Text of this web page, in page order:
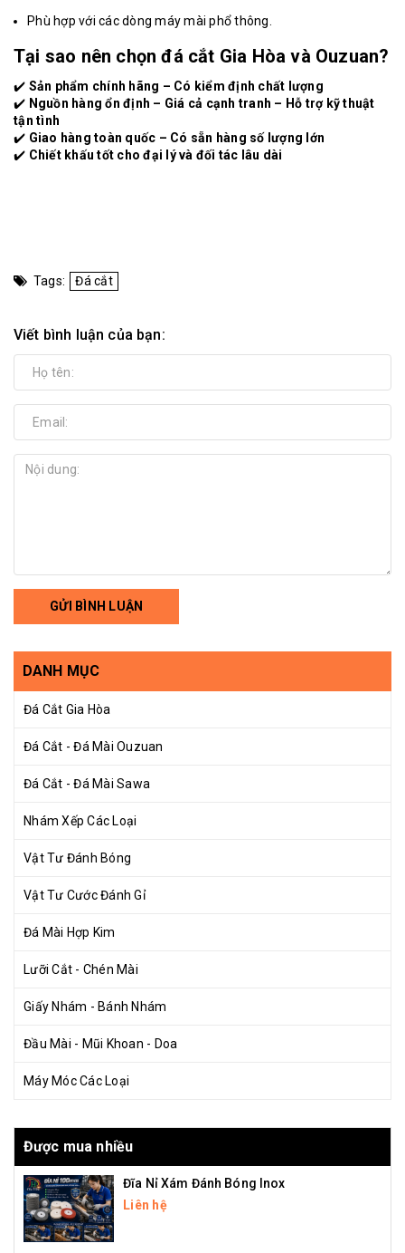
Phù hợp với các dòng máy mài phổ thông.
Tại sao nên chọn đá cắt Gia Hòa và Ouzuan?
✔️ Sản phẩm chính hãng – Có kiểm định chất lượng
✔️ Nguồn hàng ổn định – Giá cả cạnh tranh – Hỗ trợ kỹ thuật
tận tình
✔️ Giao hàng toàn quốc – Có sẵn hàng số lượng lớn
✔️ Chiết khấu tốt cho đại lý và đối tác lâu dài
Tags: Đá cắt
Viết bình luận của bạn:
GỬI BÌNH LUẬN
DANH MỤC
Đá Cắt Gia Hòa
Đá Cắt - Đá Mài Ouzuan
Đá Cắt - Đá Mài Sawa
Nhám Xếp Các Loại
Vật Tư Đánh Bóng
Vật Tư Cước Đánh Gỉ
Đá Mài Hợp Kim
Lưỡi Cắt - Chén Mài
Giấy Nhám - Bánh Nhám
Đầu Mài - Mũi Khoan - Doa
Máy Móc Các Loại
Được mua nhiều
Đĩa Nỉ Xám Đánh Bóng Inox
Liên hệ